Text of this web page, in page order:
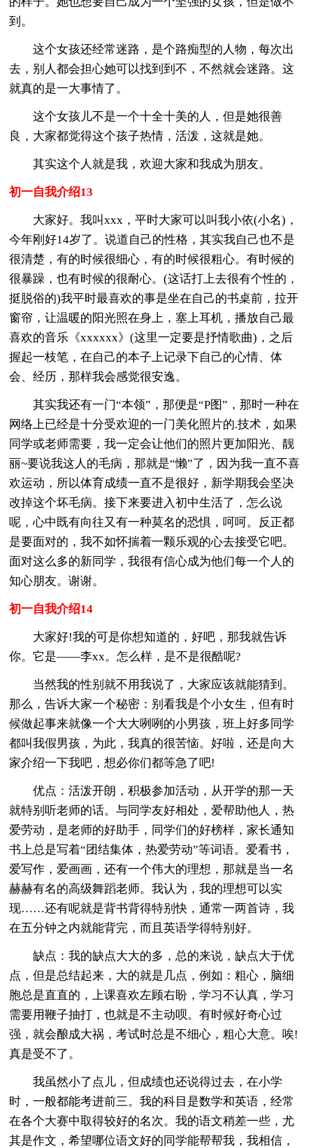
到。
这个女孩还经常迷路，是个路痴型的人物，每次出
去，别人都会担心她可以找到到不，不然就会迷路。这
就真的是一大事情了。
这个女孩儿不是一个十全十美的人，但是她很善
良，大家都觉得这个孩子热情，活泼，这就是她。
其实这个人就是我，欢迎大家和我成为朋友。
初一自我介绍13
大家好。我叫xxx，平时大家可以叫我小依(小名)，
今年刚好14岁了。说道自己的性格，其实我自己也不是
很清楚，有的时候很细心，有的时候很粗心。有时候的
很暴躁，也有时候的很耐心。(这话打上去很有个性的，
挺脱俗的)我平时最喜欢的事是坐在自己的书桌前，拉开
窗帘，让温暖的阳光照在身上，塞上耳机，播放自己最
喜欢的音乐《xxxxxx》(这里一定要是抒情歌曲)，之后
握起一枝笔，在自己的本子上记录下自己的心情、体
会、经历，那样我会感觉很安逸。
其实我还有一门“本领”，那便是“P图”，那时一种在
网络上已经是十分受欢迎的一门美化照片的.技术，如果
同学或老师需要，我一定会让他们的照片更加阳光、靓
丽~要说我这人的毛病，那就是“懒”了，因为我一直不喜
欢运动，所以体育成绩一直不是很好，新学期我会坚决
改掉这个坏毛病。接下来要进入初中生活了，怎么说
呢，心中既有向往又有一种莫名的恐惧，呵呵。反正都
是要面对的，我不如怀揣着一颗乐观的心去接受它吧。
面对这么多的新同学，我很有信心成为他们每一个人的
知心朋友。谢谢。
初一自我介绍14
大家好!我的可是你想知道的，好吧，那我就告诉
你。它是——李xx。怎么样，是不是很酷呢?
当然我的性别就不用我说了，大家应该就能猜到。
那么，告诉大家一个秘密：别看我是个小女生，但有时
候做起事来就像一个大大咧咧的小男孩，班上好多同学
都叫我假男孩，为此，我真的很苦恼。好啦，还是向大
家介绍一下我吧，想必你们都等急了吧!
优点：活泼开朗，积极参加活动，从开学的那一天
就特别听老师的话。与同学友好相处，爱帮助他人，热
爱劳动，是老师的好助手，同学们的好榜样，家长通知
书上总是写着“团结集体，热爱劳动”等词语。爱看书，
爱写作，爱画画，还有一个伟大的理想，那就是当一名
赫赫有名的高级舞蹈老师。我认为，我的理想可以实
现……还有呢就是背书背得特别快，通常一两首诗，我
在五分钟之内就能背完，而且英语学得特别好。
缺点：我的缺点大大的多，总的来说，缺点大于优
点，但是总结起来，大的就是几点，例如：粗心，脑细
胞总是直直的，上课喜欢左顾右盼，学习不认真，学习
需要用鞭子抽打，也就是不主动呗。有时候好奇心过
强，就会酿成大祸，考试时总是不细心，粗心大意。唉!
真是受不了。
我虽然小了点儿，但成绩也还说得过去，在小学
时，一般都能考进前三。我的科目是数学和英语，经常
在各个大赛中取得较好的名次。我的语文稍差一些，尤
其是作文，希望哪位语文好的同学能帮帮我，我相信，